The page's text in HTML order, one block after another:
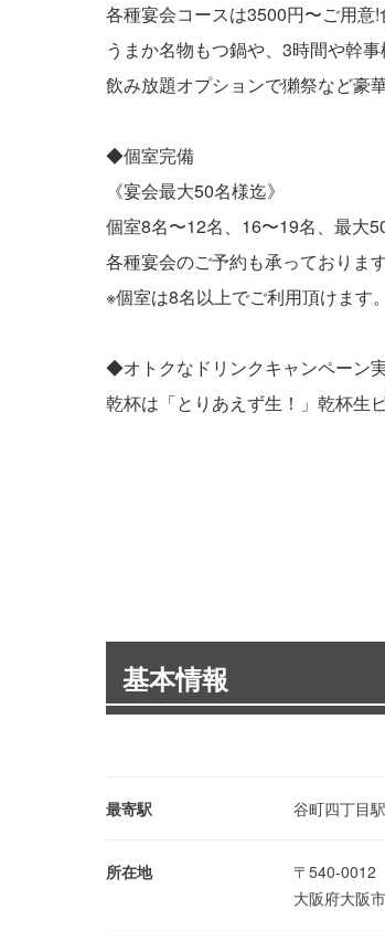
各種宴会コースは3500円〜ご用意!
うまか名物もつ鍋や、3時間や幹
飲み放題オプションで獺祭など
◆個室完備
《宴会最大50名様迄》
個室8名〜12名、16〜19名、最大
各種宴会のご予約も承っておりま
※個室は8名以上でご利用頂けます
◆オトクなドリンクキャンペーン
乾杯は「とりあえず生！」乾杯生
基本情報
最寄駅 谷町四丁目駅
所在地
〒540-0012
大阪府大阪